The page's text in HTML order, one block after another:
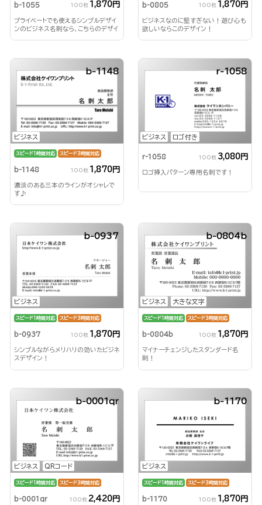
b-1055 100枚 1,870円
プライベートでも使えるシンプルデザイ
ンのビジネス名刺なら、こちらのデザイ
b-0805 100枚 1,870円
ビジネスなのに堅すぎない！遊び心も
欲しいならこのデザイン！
ビジネス
b-1148
スピード1時間対応 スピード3時間対応
b-1148 100枚 1,870円
濃淡のある三本のラインがオシャレで
す♪
ビジネス ロゴ付き
r-1058
r-1058 100枚 3,080円
ロゴ挿入パターン専用名刺です！
ビジネス
b-0937
スピード1時間対応 スピード3時間対応
b-0937 100枚 1,870円
シンプルながらメリハリの効いたビジネ
スデザイン！
ビジネス 大きな文字
b-0804b
スピード1時間対応 スピード3時間対応
b-0804b 100枚 1,870円
マイナーチェンジしたスタンダード名
刺！
ビジネス QRコード
b-0001qr
スピード1時間対応 スピード3時間対応
b-0001qr 100枚 2,420円
ビジネス
b-1170
スピード1時間対応 スピード3時間対応
b-1170 100枚 1,870円